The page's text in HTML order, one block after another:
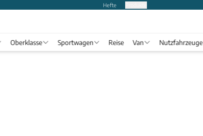
Hefte
Oberklasse Sportwagen Reise Van Nutzfahrzeuge